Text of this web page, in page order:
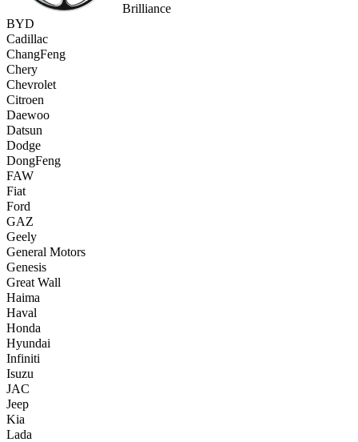
Brilliance
BYD
Cadillac
ChangFeng
Chery
Chevrolet
Citroen
Daewoo
Datsun
Dodge
DongFeng
FAW
Fiat
Ford
GAZ
Geely
General Motors
Genesis
Great Wall
Haima
Haval
Honda
Hyundai
Infiniti
Isuzu
JAC
Jeep
Kia
Lada